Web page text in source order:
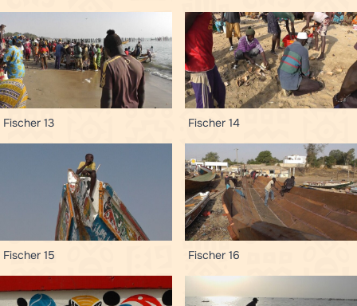
Fischer 13 Fischer 14
Fischer 15 Fischer 16